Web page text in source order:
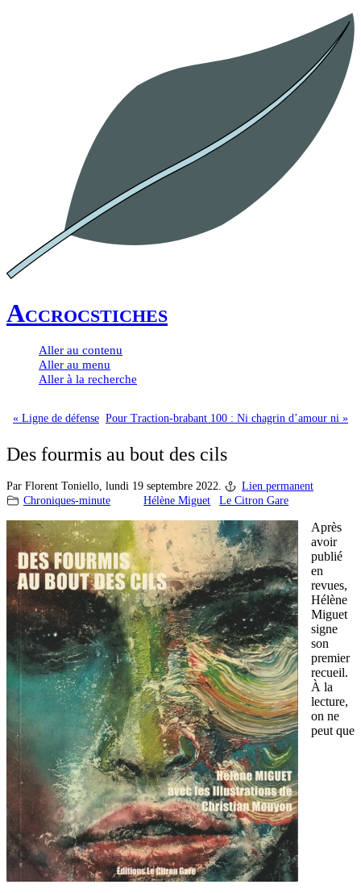
Accrocstiches
Aller au contenu
Aller au menu
Aller à la recherche
« Ligne de défense Pour Traction-brabant 100 : Ni chagrin d’amour ni »
Des fourmis au bout des cils
Par Florent Toniello, lundi 19 septembre 2022.
Lien permanent
Chroniques-minute
Hélène Miguet Le Citron Gare
Après
avoir
publié
en
revues,
Hélène
Miguet
signe
son
premier
recueil.
À la
lecture,
on ne
peut que